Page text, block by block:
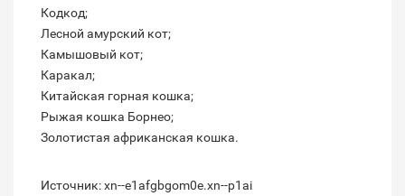
Кодкод;
Лесной амурский кот;
Камышовый кот;
Каракал;
Китайская горная кошка;
Рыжая кошка Борнео;
Золотистая африканская кошка.
Источник: xn--e1afgbgom0e.xn--p1ai